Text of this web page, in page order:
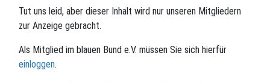
Tut uns leid, aber dieser Inhalt wird nur unseren Mitgliedern
zur Anzeige gebracht.
Als Mitglied im blauen Bund e.V. müssen Sie sich hierfür
einloggen.